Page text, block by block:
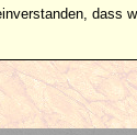
dass